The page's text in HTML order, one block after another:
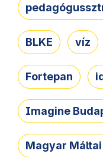
BLKE víz
Fortepan
Imagine
Magyar